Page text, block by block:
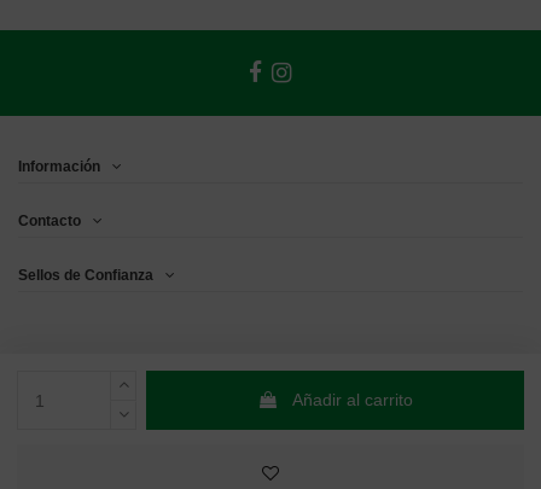
Añadir al carrito
Información
Contacto
Sellos de Confianza